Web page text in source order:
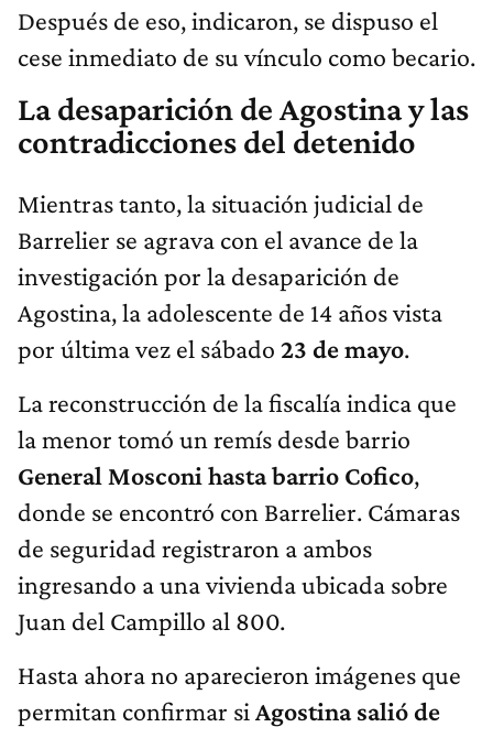
Después de eso, indicaron, se dispuso el
cese inmediato de su vínculo como becario.
La desaparición de Agostina y las
contradicciones del detenido
Mientras tanto, la situación judicial de
Barrelier se agrava con el avance de la
investigación por la desaparición de
Agostina, la adolescente de 14 años vista
por última vez el sábado 23 de mayo.
La reconstrucción de la fiscalía indica que
la menor tomó un remís desde barrio
General Mosconi hasta barrio Cofico,
donde se encontró con Barrelier. Cámaras
de seguridad registraron a ambos
ingresando a una vivienda ubicada sobre
Juan del Campillo al 800.
Hasta ahora no aparecieron imágenes que
permitan confirmar si Agostina salió de